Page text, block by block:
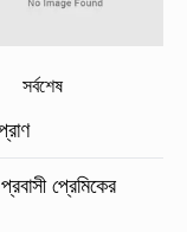
সর্বশেষ
প্রেমিকের